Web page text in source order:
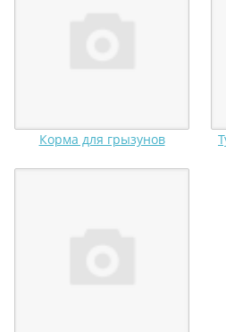
Корма для грызунов